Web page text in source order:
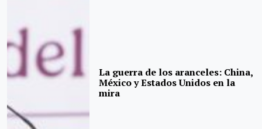
La guerra de los aranceles: China,
México y Estados Unidos en la
mira